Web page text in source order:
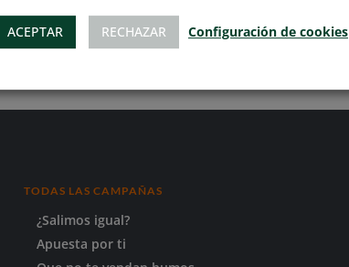
Programa Ocio Juvenil de Oviedo
TODAS LAS CAMPAÑAS
¿Salimos igual?
Apuesta por ti
ACEPTAR RECHAZAR Configuración de cookies